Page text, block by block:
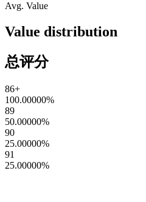
Avg. Value
Value distribution
总评分
86+
100.00000%
89
50.00000%
90
25.00000%
91
25.00000%